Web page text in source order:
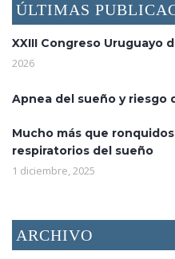
ÚLTIMAS
XXIII Congreso Uruguayo
2026
Apnea del sueño y riesgo
Mucho más que
respiratorios del sueño
1 diciembre, 2025
ARCHIVO